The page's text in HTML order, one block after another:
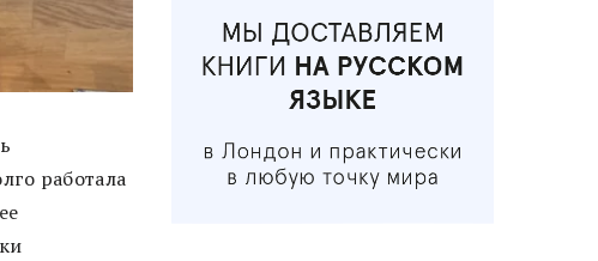
работала